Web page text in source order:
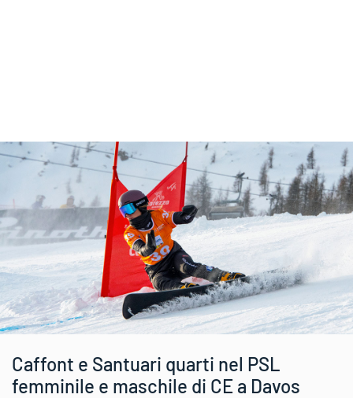
Caffont e Santuari quarti nel PSL
femminile e maschile di CE a Davos